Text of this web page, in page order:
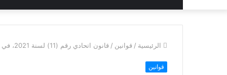
الرئيسية / قوانين / قانون اتحادي رقم (11) لسنة 2021، في شأن تنظيم وحماية حقوق الملكية الصناعية
قوانين